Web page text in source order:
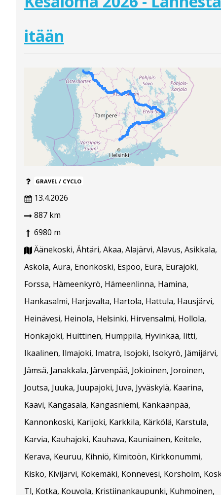
itään
GRAVEL / CYCLO
13.4.2026
887 km
6980 m
Äänekoski, Ähtäri, Akaa, Alajärvi, Alavus, Asikkala,
Askola, Aura, Enonkoski, Espoo, Eura, Eurajoki,
Forssa, Hämeenkyrö, Hämeenlinna, Hamina,
Hankasalmi, Harjavalta, Hartola, Hattula, Hausjärvi,
Heinävesi, Heinola, Helsinki, Hirvensalmi, Hollola,
Honkajoki, Huittinen, Humppila, Hyvinkää, Iitti,
Ikaalinen, Ilmajoki, Imatra, Isojoki, Isokyrö, Jämijärvi,
Jämsä, Janakkala, Järvenpää, Jokioinen, Joroinen,
Joutsa, Juuka, Juupajoki, Juva, Jyväskylä, Kaarina,
Kaavi, Kangasala, Kangasniemi, Kankaanpää,
Kannonkoski, Karijoki, Karkkila, Kärkölä, Karstula,
Karvia, Kauhajoki, Kauhava, Kauniainen, Keitele,
Kerava, Keuruu, Kihniö, Kimitoön, Kirkkonummi,
Kisko, Kivijärvi, Kokemäki, Konnevesi, Korsholm,
Tl, Kotka, Kouvola, Kristiinankaupunki, Kuhmoinen,